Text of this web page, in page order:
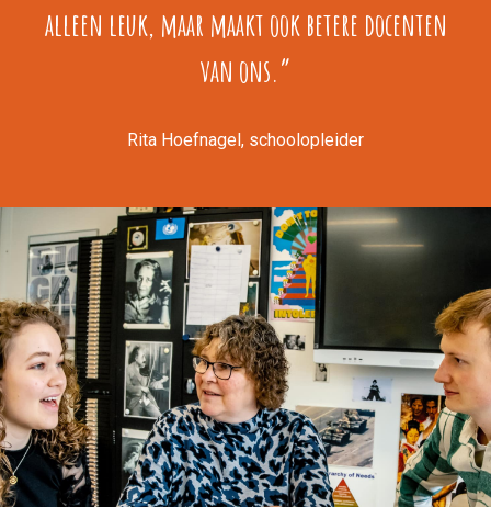
alleen leuk, maar maakt ook betere docenten
van ons.”
Rita Hoefnagel, schoolopleider